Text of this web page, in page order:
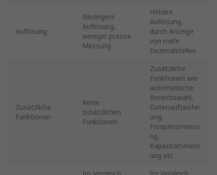
Auflösung
Niedrigere
Auflösung,
weniger präzise
Messung
Höhere
Auflösung,
durch Anzeige
von mehr
Dezimalstellen
Zusätzliche
Funktionen
Keine
zusätzlichen
Funktionen
Zusätzliche
Funktionen wie
automatische
Bereichswahl,
Datenaufzeichn
ung,
Frequenzmessu
ng,
Kapazitätsmess
ung etc.